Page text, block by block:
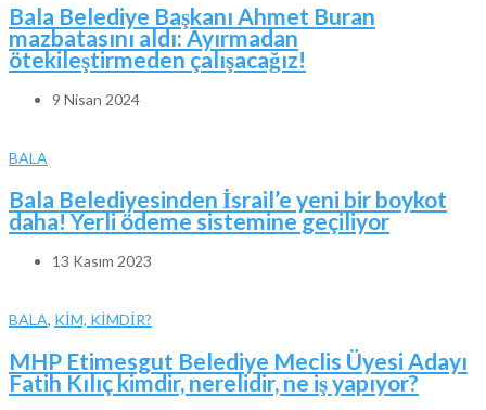
Bala Belediye Başkanı Ahmet Buran
mazbatasını aldı: Ayırmadan
ötekileştirmeden çalışacağız!
9 Nisan 2024
BALA
Bala Belediyesinden İsrail’e yeni bir boykot
daha! Yerli ödeme sistemine geçiliyor
13 Kasım 2023
BALA, KİM, KİMDİR?
MHP Etimesgut Belediye Meclis Üyesi Adayı
Fatih Kılıç kimdir, nerelidir, ne iş yapıyor?